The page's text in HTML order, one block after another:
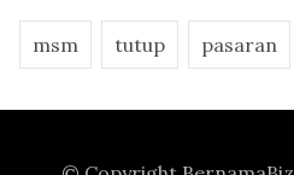
msm tutup pasaran